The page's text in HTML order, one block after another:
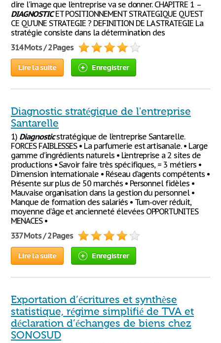
dire l’image que l’entreprise va se donner. CHAPITRE 1 –
DIAGNOSTICET POSITIONNEMENT STRATEGIQUE QU’EST
CE QU’UNE STRATEGIE ? DEFINITION DE LA STRATEGIE La
stratégie consiste dans la détermination des
314 Mots / 2 Pages
Lire la suite Enregistrer
Diagnostic stratégique de l'entreprise
Santarelle
1) Diagnosticstratégique de l’entreprise Santarelle.
FORCES FAIBLESSES • La parfumerie est artisanale. • Large
gamme d’ingrédients naturels • L’entreprise a 2 sites de
productions • Savoir faire très spécifiques, = 3 métiers •
Dimension internationale • Réseau d’agents compétents •
Présente sur plus de 50 marchés • Personnel fidèles •
Mauvaise organisation dans la gestion du personnel •
Manque de formation des salariés • Turn-over réduit,
moyenne d’âge et ancienneté élevées OPPORTUNITES
MENACES •
337 Mots / 2 Pages
Lire la suite Enregistrer
Exportation d’écritures et synthèse
statistique, régime simplifié de TVA et
déclaration d’échanges de biens chez
SONOSUD